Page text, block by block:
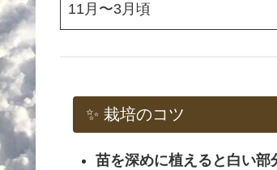
11月〜3月頃
✨ 栽培のコツ
苗を深めに植えると白い部